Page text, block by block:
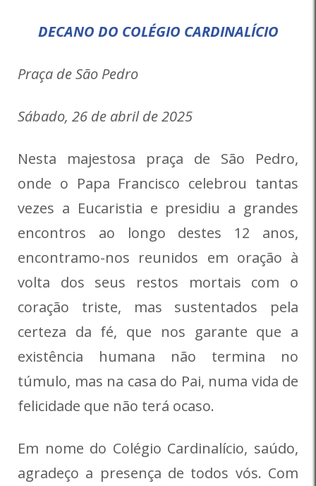
DECANO DO COLÉGIO CARDINALÍCIO
Praça de São Pedro
Sábado, 26 de abril de 2025
Nesta majestosa praça de São Pedro,
onde o Papa Francisco celebrou tantas
vezes a Eucaristia e presidiu a grandes
encontros ao longo destes 12 anos,
encontramo-nos reunidos em oração à
volta dos seus restos mortais com o
coração triste, mas sustentados pela
certeza da fé, que nos garante que a
existência humana não termina no
túmulo, mas na casa do Pai, numa vida de
felicidade que não terá ocaso.
Em nome do Colégio Cardinalício, saúdo,
agradeço a presença de todos vós. Com